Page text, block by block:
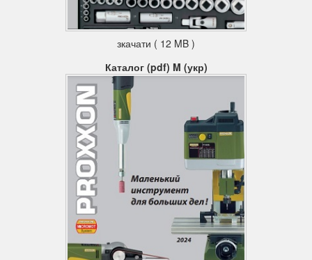
зкачати ( 12 MB )
Каталог (pdf) M (укр)